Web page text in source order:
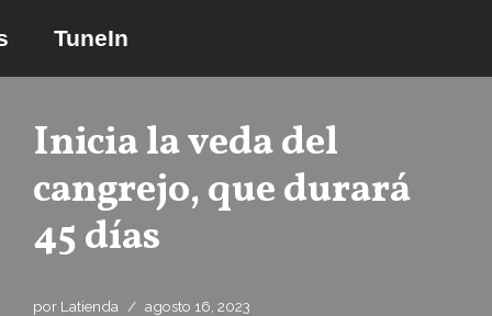
TuneIn
Inicia la veda del
cangrejo, que durará
45 días
por Latienda agosto 16, 2023